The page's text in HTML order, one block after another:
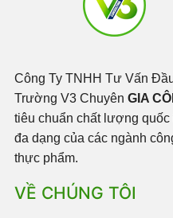
Công Ty TNHH Tư Vấn
Trường V3 Chuyên GIA
tiêu chuẩn chất lượng
đa dạng của các ngành
thực phẩm.
VỀ CHÚNG TÔI